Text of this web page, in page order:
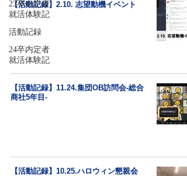
23卒内定者
就活体験記
活動記録
24卒内定者
就活体験記
【活動記録】2.10. 志望動機イベント
【活動記録】11.24.集団OB訪問会-総合
商社5年目-
【活動記録】10.25.ハロウィン懇親会